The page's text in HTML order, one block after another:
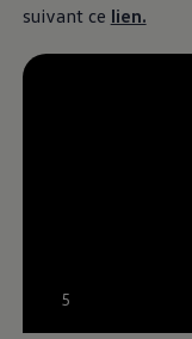
simplicité
de revêtement
suivant ce lien.
5